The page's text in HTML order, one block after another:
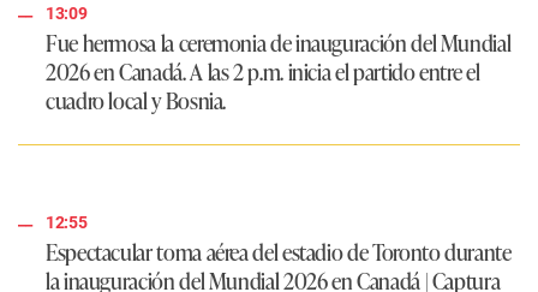
13:09
Fue hermosa la ceremonia de inauguración del Mundial
2026 en Canadá. A las 2 p.m. inicia el partido entre el
cuadro local y Bosnia.
12:55
Espectacular toma aérea del estadio de Toronto durante
la inauguración del Mundial 2026 en Canadá | Captura